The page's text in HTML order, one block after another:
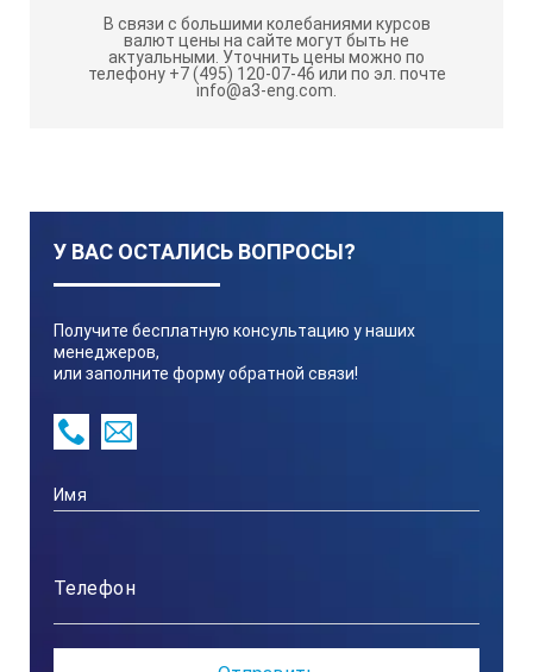
Размеры и вес:
В связи с большими колебаниями курсов
валют цены на сайте могут быть не
актуальными. Уточнить цены можно по
телефону +7 (495) 120-07-46 или по эл. почте
info@a3-eng.com.
У ВАС ОСТАЛИСЬ ВОПРОСЫ?
Получите бесплатную консультацию у наших
менеджеров,
или заполните форму обратной связи!